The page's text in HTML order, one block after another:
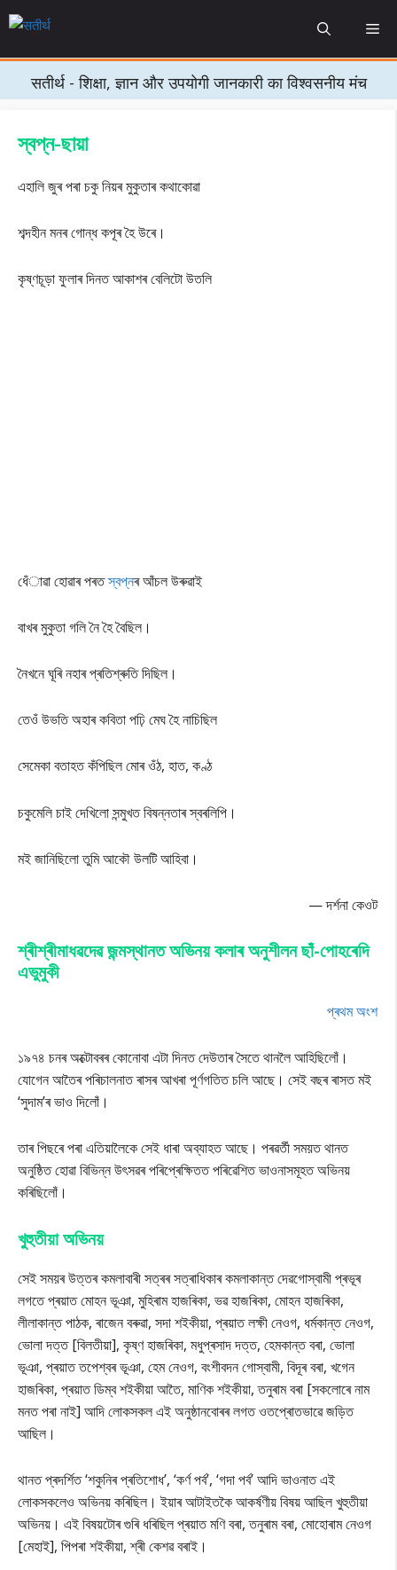
Skip
to
content
सतीर्थ - शिक्षा, ज्ञान और उपयोगी जानकारी का विश्वसनीय मंच
স্বপ্ন-ছায়া
এহালি জুৰ পৰা চকু নিয়ৰ মুকুতাৰ কথাকোৱা
শব্দহীন মনৰ গোন্ধ কপূৰ হৈ উৰে।
কৃষ্ণচূড়া ফুলাৰ দিনত আকাশৰ বেলিটো উতলি
ধেঁাৱা হোৱাৰ পৰতস্বপ্নৰ আঁচল উৰুৱাই
বাখৰ মুকুতা গলি নৈ হৈ বৈছিল।
নৈখনে ঘূৰি নহাৰ প্ৰতিশ্ৰুতি দিছিল।
তেওঁ উভতি অহাৰ কবিতা পঢ়ি মেঘ হৈ নাচিছিল
সেমেকা বতাহত কঁপিছিল মোৰ ওঁঠ, হাত, কণ্ঠ
চকুমেলি চাই দেখিলো সন্মুখত বিষন্নতাৰ স্বৰলিপি।
মই জানিছিলো তুমি আকৌ উলটি আহিবা।
— দৰ্শনা কেওট
শ্ৰীশ্ৰীমাধৱদেৱ জন্মস্থানত অভিনয় কলাৰ অনুশীলন ছাঁ-পোহৰেদি
এভুমুকী
প্ৰথম অংশ
১৯৭৪ চনৰ অক্টোবৰৰ কোনোবা এটা দিনত দেউতাৰ সৈতে থানলৈ আহিছিলোঁ।
যোগেন আতৈৰ পৰিচালনাত ৰাসৰ আখৰা পূৰ্ণগতিত চলি আছে। সেই বছৰ ৰাসত মই
‘সুদাম’ৰ ভাও দিলোঁ।
তাৰ পিছৰে পৰা এতিয়ালৈকে সেই ধাৰা অব্যাহত আছে। পৰৱৰ্তী সময়ত থানত
অনুষ্ঠিত হোৱা বিভিন্ন উৎসৱৰ পৰিপ্ৰেক্ষিতত পৰিৱেশিত ভাওনাসমূহত অভিনয়
কৰিছিলোঁ।
খুহুতীয়া অভিনয়
সেই সময়ৰ উত্তৰ কমলাবাৰী সত্ৰৰ সত্ৰাধিকাৰ কমলাকান্ত দেৱগোস্বামী প্ৰভূৰ
লগতে প্ৰয়াত মোহন ভূঞা, মুহিৰাম হাজৰিকা, ভৱ হাজৰিকা, মোহন হাজৰিকা,
লীলাকান্ত পাঠক, ৰাজেন বৰুৱা, সদা শইকীয়া, প্ৰয়াত লক্ষী নেওগ, ধৰ্মকান্ত নেওগ,
ভোলা দত্ত [বিলতীয়া], কৃষ্ণ হাজৰিকা, মধুপ্ৰসাদ দত্ত, হেমকান্ত বৰা, ভোলা
ভূঞা, প্ৰয়াত তপেশ্বৰ ভূঞা, হেম নেওগ, বংশীবদন গোস্বামী, বিদূৰ বৰা, খগেন
হাজৰিকা, প্ৰয়াত ডিম্ব শইকীয়া আতৈ, মাণিক শইকীয়া, তনুৰাম বৰা [সকলোৰে নাম
মনত পৰা নাই] আদি লোকসকল এই অনুষ্ঠানবোৰৰ লগত ওতপ্ৰোতভাৱে জড়িত
আছিল।
থানত প্ৰদৰ্শিত ‘শকুনিৰ প্ৰতিশোধ’, ‘কৰ্ণ পৰ্ব’, ‘গদা পৰ্ব’ আদি ভাওনাত এই
লোকসকলেও অভিনয় কৰিছিল। ইয়াৰ আটাইতকৈ আকৰ্ষণীয় বিষয় আছিল খুহুতীয়া
অভিনয়। এই বিষয়টোৰ গুৰি ধৰিছিল প্ৰয়াত মণি বৰা, তনুৰাম বৰা, মোহোৰাম নেওগ
[মেহাই], পিপৰা শইকীয়া, শ্ৰী কেশৱ বৰাই।